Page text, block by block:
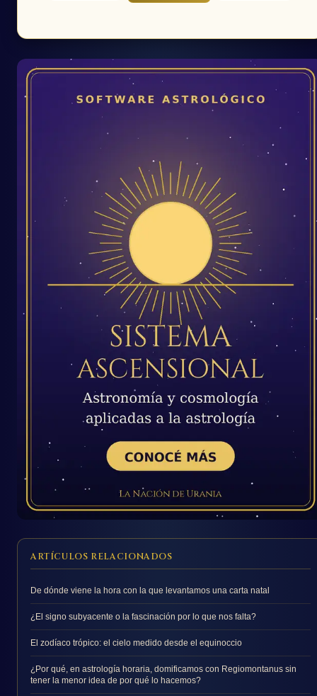
ARTÍCULOS RELACIONADOS
De dónde viene la hora con la que levantamos una carta natal
¿El signo subyacente o la fascinación por lo que nos falta?
El zodíaco trópico: el cielo medido desde el equinoccio
¿Por qué, en astrología horaria, domificamos con Regiomontanus sin
tener la menor idea de por qué lo hacemos?